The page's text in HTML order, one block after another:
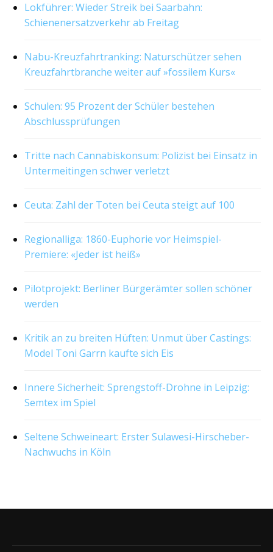
Lokführer: Wieder Streik bei Saarbahn:
Schienenersatzverkehr ab Freitag
Nabu-Kreuzfahrtranking: Naturschützer sehen
Kreuzfahrtbranche weiter auf »fossilem Kurs«
Schulen: 95 Prozent der Schüler bestehen
Abschlussprüfungen
Tritte nach Cannabiskonsum: Polizist bei Einsatz in
Untermeitingen schwer verletzt
Ceuta: Zahl der Toten bei Ceuta steigt auf 100
Regionalliga: 1860-Euphorie vor Heimspiel-
Premiere: «Jeder ist heiß»
Pilotprojekt: Berliner Bürgerämter sollen schöner
werden
Kritik an zu breiten Hüften: Unmut über Castings:
Model Toni Garrn kaufte sich Eis
Innere Sicherheit: Sprengstoff-Drohne in Leipzig:
Semtex im Spiel
Seltene Schweineart: Erster Sulawesi-Hirscheber-
Nachwuchs in Köln